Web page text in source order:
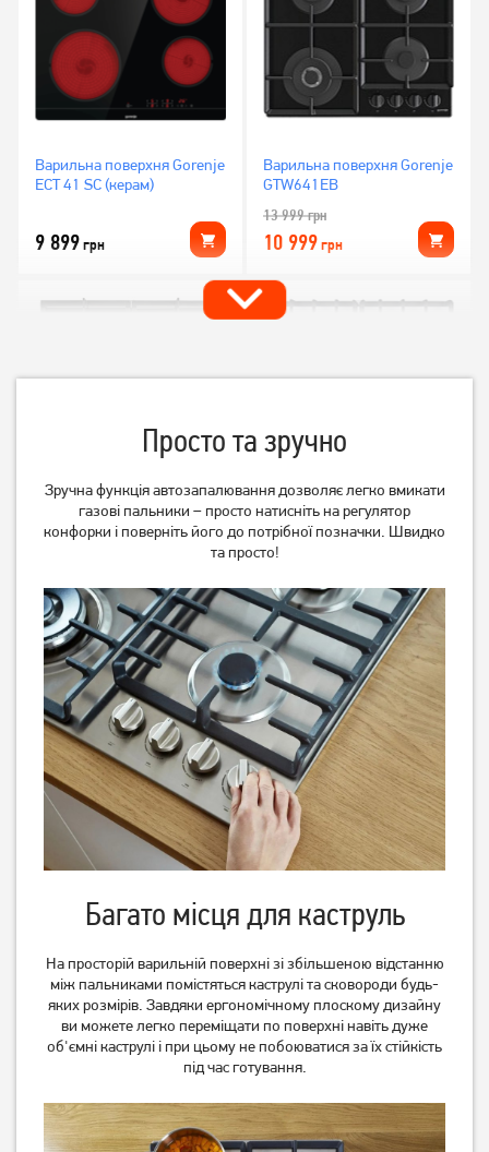
Варильна поверхня Gorenje
ECT 41 SC (керам)
9 899грн
Варильна поверхня Gorenje
GTW641EB
13 999грн
10 999грн
Варильна поверхня
Ventolux HG C7G CEST (BK)
6 799грн
Варильна поверхня
Ventolux HSF640-H2G CEST
(WH)
9 085грн
Варильна поверхня Gorenje
грн
Варильна поверхня Gorenje
Просто та зручно
Зручна функція автозапалювання дозволяє легко вмикати
газові пальники – просто натисніть на регулятор
конфорки і поверніть його до потрібної позначки. Швидко
та просто!
Багато місця для каструль
На просторій варильній поверхні зі збільшеною відстанню
між пальниками помістяться каструлі та сковороди будь-
яких розмірів. Завдяки ергономічному плоскому дизайну
ви можете легко переміщати по поверхні навіть дуже
об'ємні каструлі і при цьому не побоюватися за їх стійкість
під час готування.